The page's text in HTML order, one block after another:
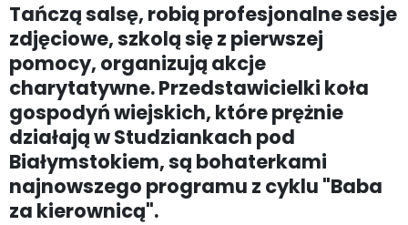
Tańczą salsę, robią profesjonalne sesje
zdjęciowe, szkolą się z pierwszej
pomocy, organizują akcje
charytatywne. Przedstawicielki koła
gospodyń wiejskich, które prężnie
działają w Studziankach pod
Białymstokiem, są bohaterkami
najnowszego programu z cyklu "Baba
za kierownicą".